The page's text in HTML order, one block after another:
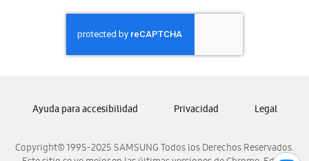
Samsung Honduras
Samsung Nicaragua
Samsung Panamá
Samsung Venezuela
Copyright© 1995-2025 SAMSUNG Todos los Derechos Reservados.
Ayuda para accesibilidad Privacidad Legal